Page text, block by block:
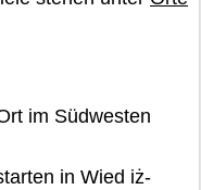
im Südwesten
in Wied iż-